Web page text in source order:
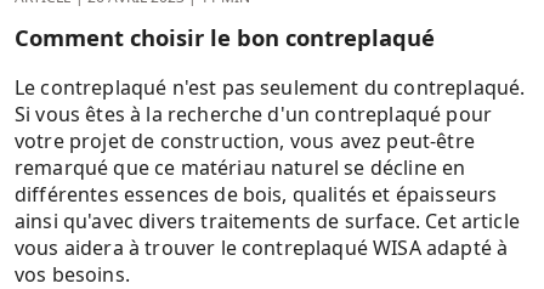
Comment choisir le bon contreplaqué
Le contreplaqué n'est pas seulement du contreplaqué.
Si vous êtes à la recherche d'un contreplaqué pour
votre projet de construction, vous avez peut-être
remarqué que ce matériau naturel se décline en
différentes essences de bois, qualités et épaisseurs
ainsi qu'avec divers traitements de surface. Cet article
vous aidera à trouver le contreplaqué WISA adapté à
vos besoins.